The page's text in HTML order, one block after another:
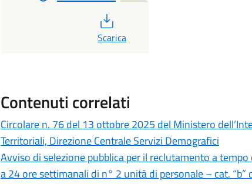
PDF
Scarica
Contenuti correlati
Circolare n. 76 del 13 ottobre 2025 del Ministero
Territoriali, Direzione Centrale Servizi Demografici
Avviso di selezione pubblica per il reclutamento a
a 24 ore settimanali di n° 2 unità di personale – cat.